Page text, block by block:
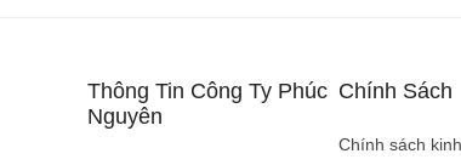
Thông Tin Công Ty Phúc
Nguyên
Chính Sách
Chính sách